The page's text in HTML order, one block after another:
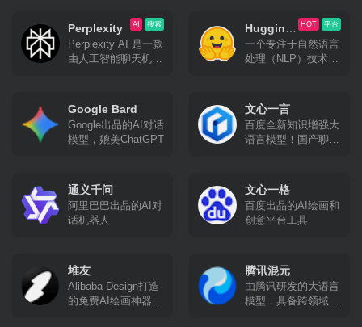
搜索
AI
Perplexity
Perplexity AI 是一款
由人工智能聊天机器
自然语言预测文字回
答查询。类似国内的
秘塔搜
平台
HOT
Hugging
Face
一个专注于自然语言
处理（NLP）技术的
Google Bard
Google出品的AI对话
模型，媲美ChatGPT
文心一言
百度全新知识增强大
语言模型！国产聊天
通义千问
阿里巴巴出品的AI对
话机器人
文心一格
百度出品的AI绘画和
创意平台工具
堆友
Alibaba Design打造
的免费AI绘画神器和
腾讯混元
由腾讯研发的大语言
模型，具备跨领域知